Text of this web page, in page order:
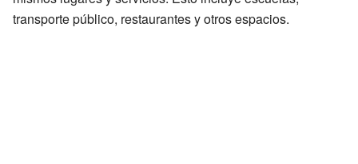
transporte público, restaurantes y otros espacios.